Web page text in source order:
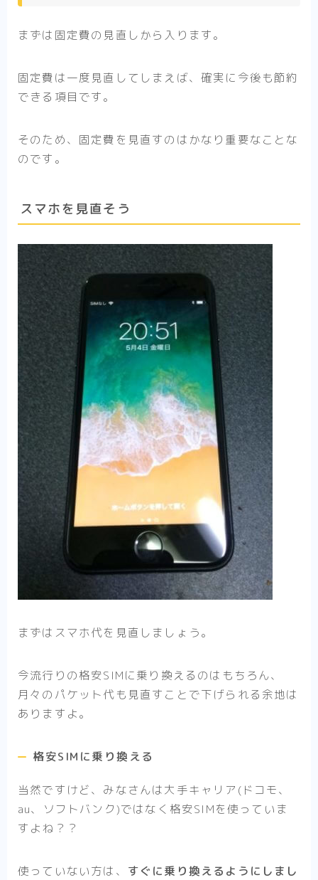
まずは固定費の見直しから入ります。
固定費は一度見直してしまえば、確実に今後も節約
できる項目です。
そのため、固定費を見直すのはかなり重要なことな
のです。
スマホを見直そう
まずはスマホ代を見直しましょう。
今流行りの格安SIMに乗り換えるのはもちろん、
月々のパケット代も見直すことで下げられる余地は
ありますよ。
格安SIMに乗り換える
当然ですけど、みなさんは大手キャリア(ドコモ、
au、ソフトバンク)ではなく格安SIMを使っていま
すよね？？
使っていない方は、 すぐに乗り換えるようにしまし